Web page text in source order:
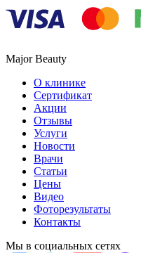
Major Beauty
О клинике
Сертификат
Акции
Отзывы
Услуги
Новости
Врачи
Статьи
Цены
Видео
Фоторезультаты
Контакты
Мы в социальных сетях